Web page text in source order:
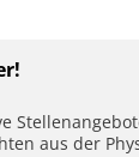
aus der